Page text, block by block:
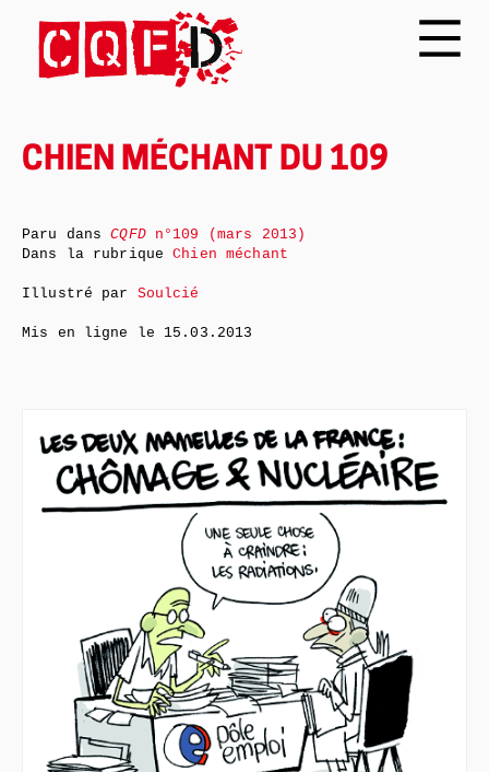
CHIEN MÉCHANT DU 109
Paru dansCQFDn°109 (mars 2013)
Dans la rubriqueChien méchant
Illustré par Soulcié
Mis en ligne le 15.03.2013